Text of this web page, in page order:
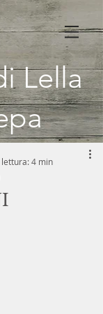
Lella
lettura: 4 min